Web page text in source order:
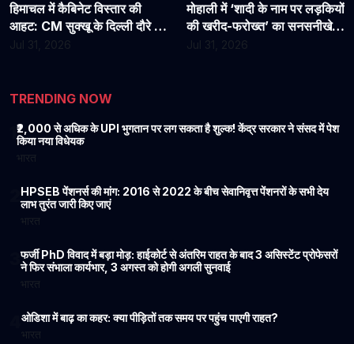
हिमाचल में कैबिनेट विस्तार की
आहट: CM सुक्खू के दिल्ली दौरे से
मोहाली में ‘शादी के नाम पर लड़कियों
की खरीद-फरोख्त’ का सनसनीखेज
TRENDING NOW
₹2,000 से अधिक के UPI भुगतान पर लग सकता है शुल्क! केंद्र सरकार ने संसद में पेश
किया नया विधेयक
HPSEB पेंशनर्स की मांग: 2016 से 2022 के बीच सेवानिवृत्त पेंशनरों के सभी देय
लाभ तुरंत जारी किए जाएं
3फर्जी PhD विवाद में बड़ा मोड़: हाईकोर्ट से अंतरिम राहत के बाद 3 असिस्टेंट प्रोफेसरों
ने फिर संभाला कार्यभार, 3 अगस्त को होगी अगली सुनवाई
ओडिशा में बाढ़ का कहर: क्या पीड़ितों तक समय पर पहुंच पाएगी राहत?